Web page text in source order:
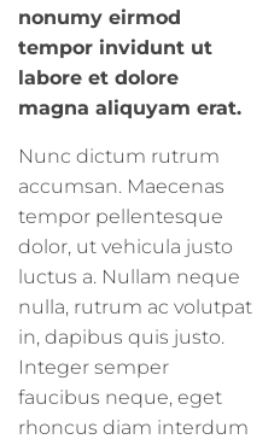
nonumy eirmod
tempor invidunt ut
labore et dolore
magna aliquyam erat.
Nunc dictum rutrum
accumsan. Maecenas
tempor pellentesque
dolor, ut vehicula justo
luctus a. Nullam neque
nulla, rutrum ac volutpat
in, dapibus quis justo.
Integer semper
faucibus neque, eget
rhoncus diam interdum